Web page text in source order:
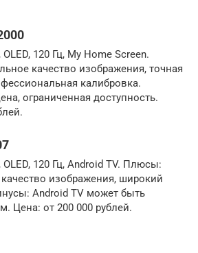
120 Гц, My Home Screen.
качество изображения, точная
калибровка.
ограниченная доступность.
OLED, 120 Гц, Android TV. Плюсы:
изображения, широкий
Android TV может быть
Цена: от 200 000 рублей.